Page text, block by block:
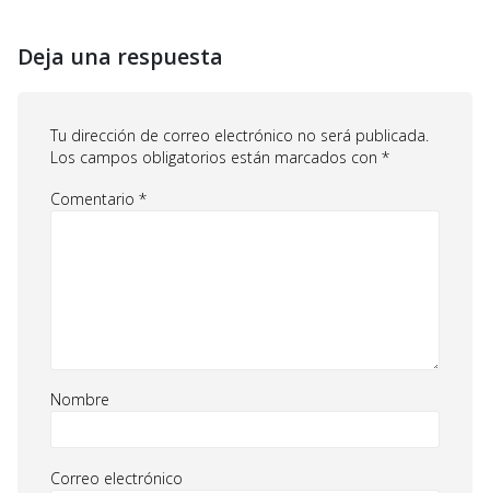
Deja una respuesta
Tu dirección de correo electrónico no será publicada.
Los campos obligatorios están marcados con *
Comentario *
Nombre
Correo electrónico